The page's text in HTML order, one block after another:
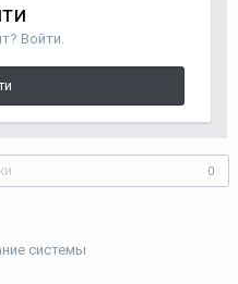
Войти.
0
системы